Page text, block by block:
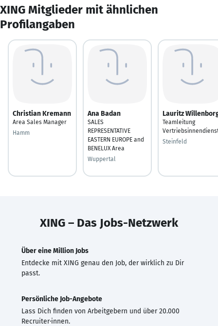
XING Mitglieder mit ähnlichen
Profilangaben
Christian Kremann
Area Sales Manager
Hamm
Ana Badan
SALES
REPRESENTATIVE
EASTERN EUROPE and
BENELUX Area
Wuppertal
Lauritz
Teamleitung
Steinfeld
XING – Das Jobs-Netzwerk
Über eine Million Jobs
Entdecke mit XING genau den Job, der wirklich zu Dir
passt.
Persönliche Job-Angebote
Lass Dich finden von Arbeitgebern und über 20.000
Recruiter·innen.